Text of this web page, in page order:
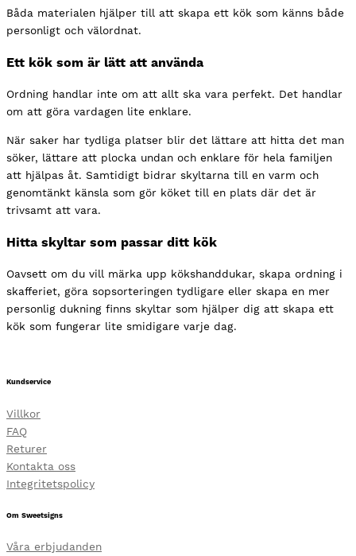
Båda materialen hjälper till att skapa ett kök som känns både
personligt och välordnat.
Ett kök som är lätt att använda
Ordning handlar inte om att allt ska vara perfekt. Det handlar
om att göra vardagen lite enklare.
När saker har tydliga platser blir det lättare att hitta det man
söker, lättare att plocka undan och enklare för hela familjen
att hjälpas åt. Samtidigt bidrar skyltarna till en varm och
genomtänkt känsla som gör köket till en plats där det är
trivsamt att vara.
Hitta skyltar som passar ditt kök
Oavsett om du vill märka upp kökshanddukar, skapa ordning i
skafferiet, göra sopsorteringen tydligare eller skapa en mer
personlig dukning finns skyltar som hjälper dig att skapa ett
kök som fungerar lite smidigare varje dag.
Kundservice
Villkor
FAQ
Returer
Kontakta oss
Integritetspolicy
Om Sweetsigns
Våra erbjudanden